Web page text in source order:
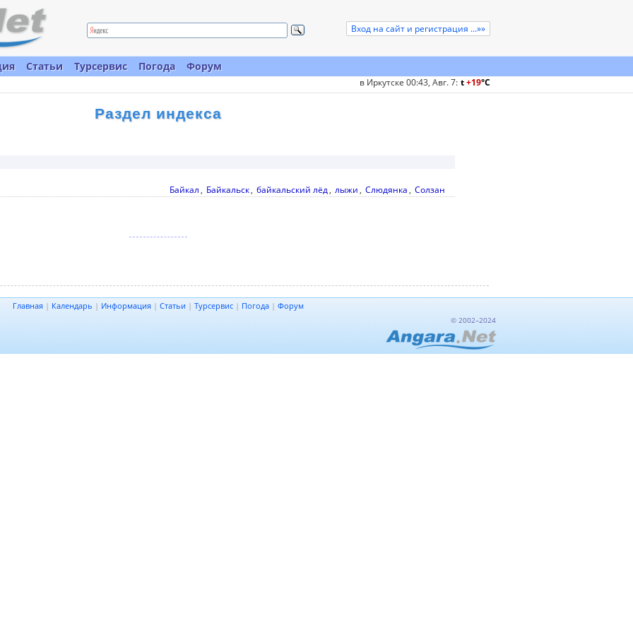
Вход на сайт и регистрация ...»»
Статьи Турсервис Погода Форум
в Иркутске 00:43, Авг. 7: t+19°C
Раздел индекса
Байкал , Байкальск, байкальский лёд, лыжи , Слюдянка , Солзан
Главная | Календарь | Информация | Статьи | Турсервис | Погода | Форум
© 2002–2024